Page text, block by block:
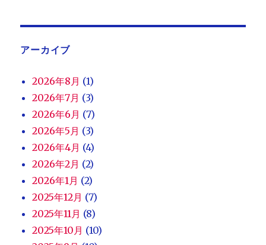
アーカイブ
2026年8月 (1)
2026年7月 (3)
2026年6月 (7)
2026年5月 (3)
2026年4月 (4)
2026年2月 (2)
2026年1月 (2)
2025年12月 (7)
2025年11月 (8)
2025年10月 (10)